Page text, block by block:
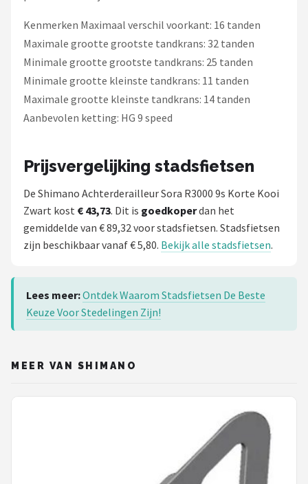
Kenmerken Maximaal verschil voorkant: 16 tanden
Maximale grootte grootste tandkrans: 32 tanden
Minimale grootte grootste tandkrans: 25 tanden
Minimale grootte kleinste tandkrans: 11 tanden
Maximale grootte kleinste tandkrans: 14 tanden
Aanbevolen ketting: HG 9 speed
Prijsvergelijking stadsfietsen
De Shimano Achterderailleur Sora R3000 9s Korte Kooi
Zwart kost € 43,73. Dit is goedkoperdan het
gemiddelde van € 89,32 voor stadsfietsen. Stadsfietsen
zijn beschikbaar vanaf € 5,80. Bekijk alle stadsfietsen.
Lees meer:Ontdek Waarom Stadsfietsen De Beste
Keuze Voor Stedelingen Zijn!
MEER VAN SHIMANO